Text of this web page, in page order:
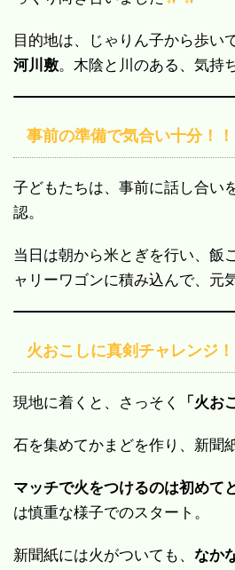
目的地は、じゃりん子から歩い
河川敷。木陰と川のある、気持
事前の準備で気合い十分！！
子どもたちは、事前に話し合い
認。
当日は朝から米とぎを行い、飯
ャリーワゴンに積み込んで、元
火おこしに真剣チャレンジ！
現地に着くと、さっそく 「火お
石を集めてかまどを作り、新聞
マッチで火をつけるのは初めて
は慎重な様子でのスタート。
新聞紙には火がついても、 なか